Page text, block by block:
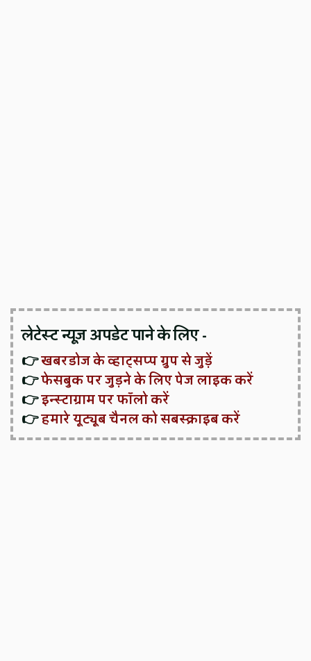
लेटेस्ट न्यूज़ अपडेट पाने के लिए -
👉खबरडोज के व्हाट्सप्प ग्रुप से जुड़ें
👉फेसबुक पर जुड़ने के लिए पेज लाइक करें
👉इन्स्टाग्राम पर फॉलो करें
👉हमारे यूट्यूब चैनल को सबस्क्राइब करें